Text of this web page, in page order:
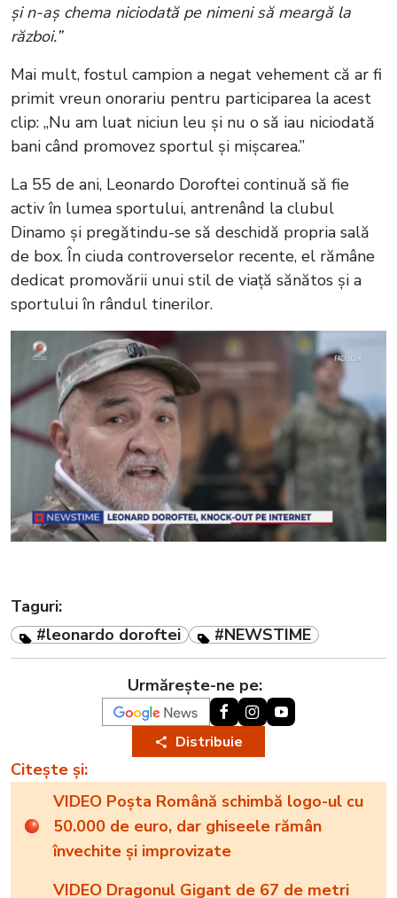
și n-aș chema niciodată pe nimeni să meargă la
război.”
Mai mult, fostul campion a negat vehement că ar fi
primit vreun onorariu pentru participarea la acest
clip: „Nu am luat niciun leu și nu o să iau niciodată
bani când promovez sportul și mișcarea.”
La 55 de ani, Leonardo Doroftei continuă să fie
activ în lumea sportului, antrenând la clubul
Dinamo și pregătindu-se să deschidă propria sală
de box. În ciuda controverselor recente, el rămâne
dedicat promovării unui stil de viață sănătos și a
sportului în rândul tinerilor.
Taguri:
#leonardo doroftei
#NEWSTIME
Urmărește-ne pe:
Distribuie
Citește și:
VIDEO Poșta Română schimbă logo-ul cu
50.000 de euro, dar ghiseele rămân
învechite și improvizate
VIDEO Dragonul Gigant de 67 de metri